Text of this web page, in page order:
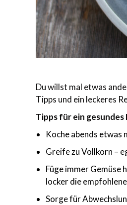
Du willst mal etwas
Tipps und ein leckeres
Tipps für ein
Koche abends etwas
Greife zu Vollkorn –
Füge immer Gemüse
locker die
Sorge für